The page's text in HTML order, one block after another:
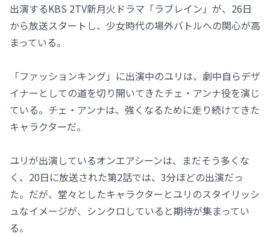
出演するKBS 2TV新月火ドラマ「ラブレイン」が、26日
から放送スタートし、少女時代の場外バトルへの関心が高
まっている。
「ファッションキング」に出演中のユリは、劇中自らデザ
イナーとしての道を切り開いてきたチェ・アンナ役を演じ
ている。チェ・アンナは、強くなるために走り続けてきた
キャラクターだ。
ユリが出演しているオンエアシーンは、まだそう多くな
く、20日に放送された第2話では、3分ほどの出演だっ
た。だが、堂々としたキャラクターとユリのスタイリッシ
ュなイメージが、シンクロしていると期待が集まってい
る。